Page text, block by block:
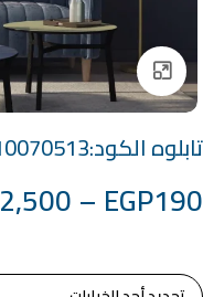
Click to enlarge
تابلوه الكود:10070513
EGP190
–
2,500